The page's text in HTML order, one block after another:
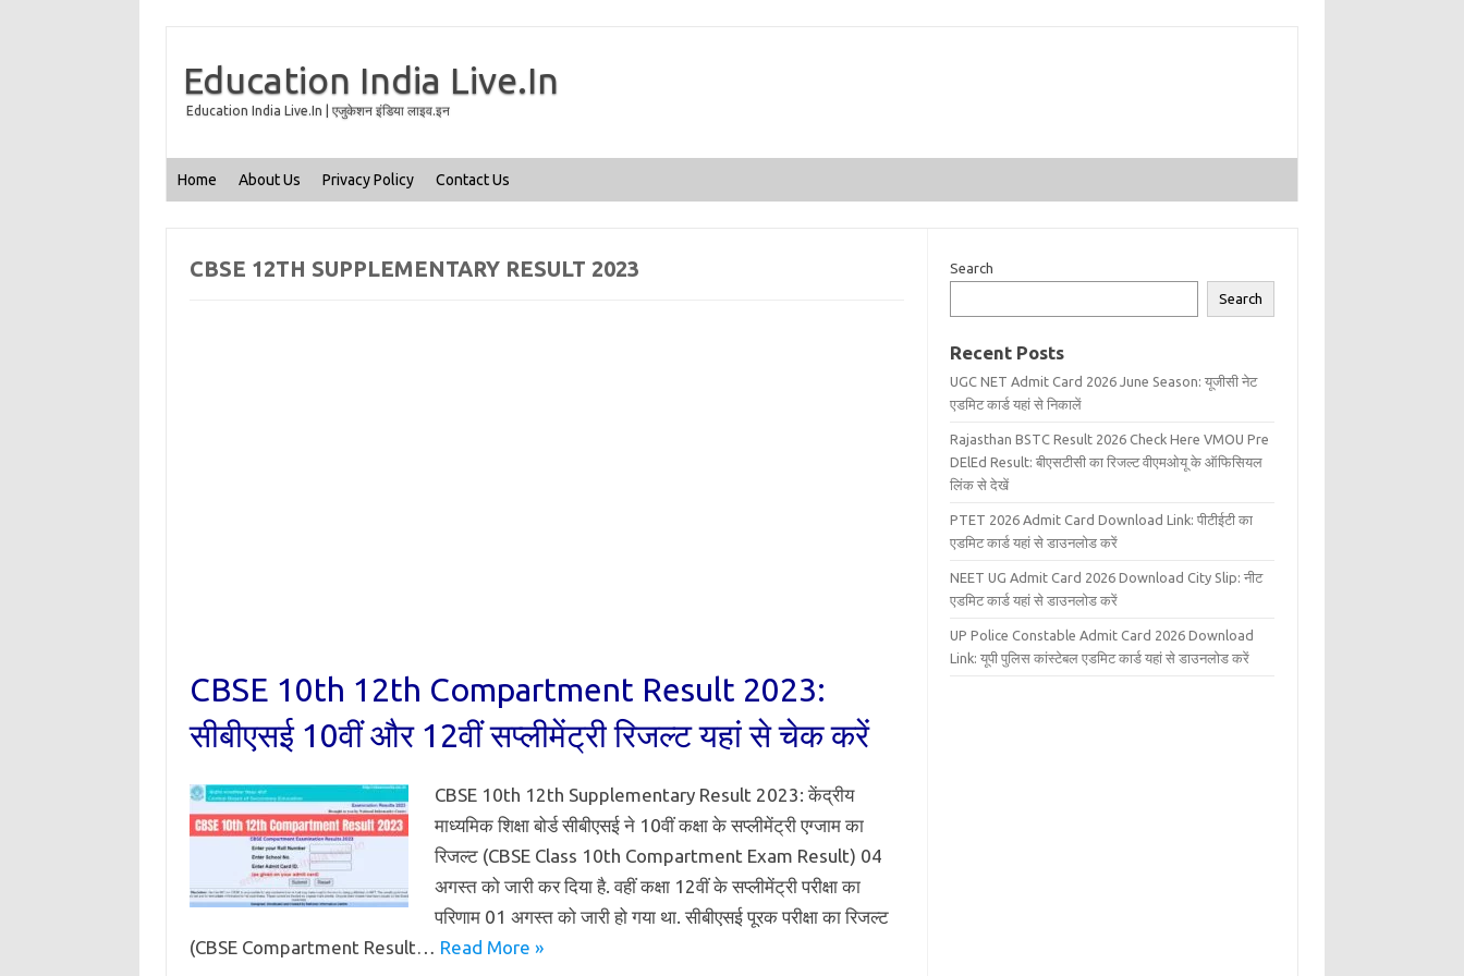
Education India Live.In
Education India Live.In | एजुकेशन इंडिया लाइव.इन
Home About Us Privacy Policy Contact Us
CBSE 12TH SUPPLEMENTARY RESULT 2023
CBSE 10th 12th Compartment Result 2023:
सीबीएसई 10वीं और 12वीं सप्लीमेंट्री रिजल्ट यहां से चेक करें
CBSE 10th 12th Supplementary Result 2023: केंद्रीय
माध्यमिक शिक्षा बोर्ड सीबीएसई ने 10वीं कक्षा के सप्लीमेंट्री एग्जाम का
रिजल्ट (CBSE Class 10th Compartment Exam Result) 04
अगस्त को जारी कर दिया है. वहीं कक्षा 12वीं के सप्लीमेंट्री परीक्षा का
परिणाम 01 अगस्त को जारी हो गया था. सीबीएसई पूरक परीक्षा का रिजल्ट
(CBSE Compartment Result… Read More »
Search
Search
Recent Posts
UGC NET Admit Card 2026 June Season: यूजीसी नेट
एडमिट कार्ड यहां से निकालें
Rajasthan BSTC Result 2026 Check Here VMOU Pre
DElEd Result: बीएसटीसी का रिजल्ट वीएमओयू के ऑफिसियल
लिंक से देखें
PTET 2026 Admit Card Download Link: पीटीईटी का
एडमिट कार्ड यहां से डाउनलोड करें
NEET UG Admit Card 2026 Download City Slip: नीट
एडमिट कार्ड यहां से डाउनलोड करें
UP Police Constable Admit Card 2026 Download
Link: यूपी पुलिस कांस्टेबल एडमिट कार्ड यहां से डाउनलोड करें